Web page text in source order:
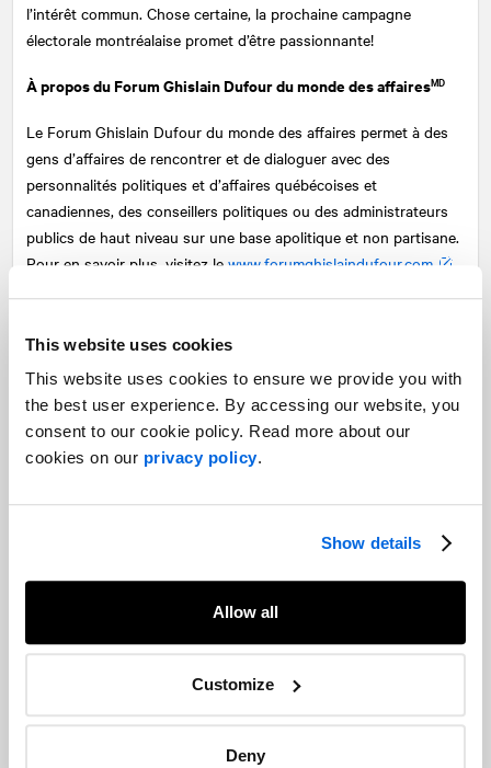
This website uses cookies
This website uses cookies to ensure we provide you with
the best user experience. By accessing our website, you
consent to our cookie policy. Read more about our
cookies on our privacy policy.
Show details
Allow all
Customize
Deny
l’intérêt commun. Chose certaine, la prochaine campagne
électorale montréalaise promet d’être passionnante!
À propos du Forum Ghislain Dufour du monde des affairesMD
Le Forum Ghislain Dufour du monde des affaires permet à des
gens d’affaires de rencontrer et de dialoguer avec des
personnalités politiques et d’affaires québécoises et
canadiennes, des conseillers politiques ou des administrateurs
publics de haut niveau sur une base apolitique et non partisane.
Pour en savoir plus, visitez le www.forumghislaindufour.com
Facebook Twitter LinkedIn
Articles suggérés
Sur des sujets similaires
Tensions à l’interne, tensions à
à Ottawa dans un contexte de discorde
Affaires publiques et relations gouvernementales
Le Forum Ghislain Dufour du monde des
affaires accueille le ministre Jean
Boulet
Affaires publiques et relations gouvernementales
Événements passés |
Forum Ghislain Dufour du monde des affaires - 2019